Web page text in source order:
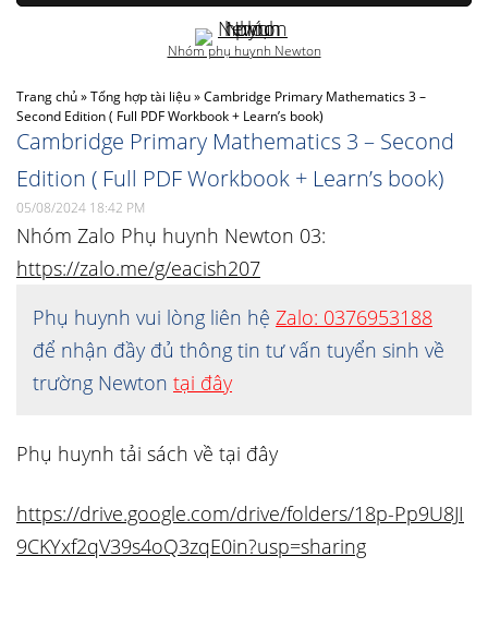
Trang chủ»Tổng hợp tài liệu»Cambridge Primary Mathematics 3 –
Second Edition ( Full PDF Workbook + Learn’s book)
Cambridge Primary Mathematics 3 – Second
Edition ( Full PDF Workbook + Learn’s book)
05/08/2024 18:42 PM
Nhóm Zalo Phụ huynh Newton 03:
https://zalo.me/g/eacish207
Phụ huynh vui lòng liên hệ Zalo: 0376953188
để nhận đầy đủ thông tin tư vấn tuyển sinh về
trường Newton tại đây
Phụ huynh tải sách về tại đây
https://drive.google.com/drive/folders/18p-Pp9U8JI
9CKYxf2qV39s4oQ3zqE0in?usp=sharing
Nhóm phụ huynh Newton